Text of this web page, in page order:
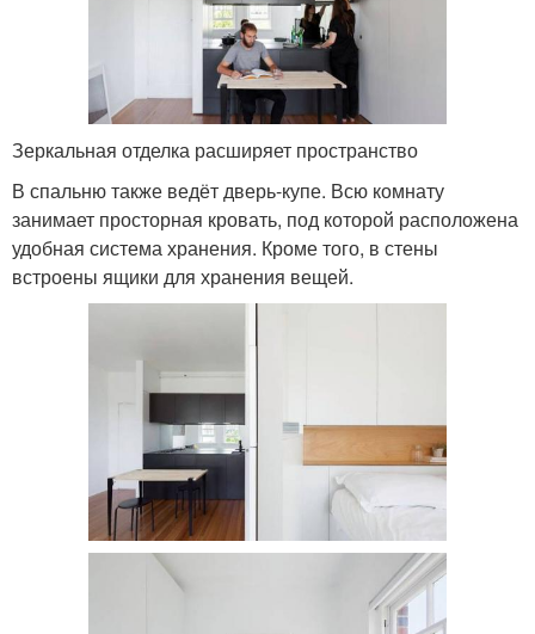
Зеркальная отделка расширяет пространство
В спальню также ведёт дверь-купе. Всю комнату
занимает просторная кровать, под которой расположена
удобная система хранения. Кроме того, в стены
встроены ящики для хранения вещей.